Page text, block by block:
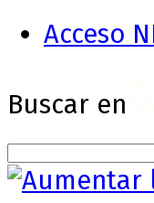
Acceso
Buscar en